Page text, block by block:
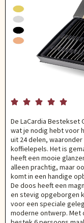
    
De LaCardia Bestekset
wat je nodig hebt voor
uit 24 delen,
koffielepels. Het is
heeft een mooie
alleen prachtig, maar
komt in een handige
De doos heeft een
en stevig opgeborgen
voor een speciale
moderne ontwerp. Met